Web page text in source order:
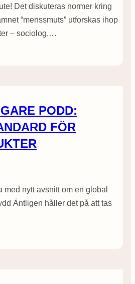
Det diskuteras normer kring
“menssmuts” utforskas ihop
– sociolog,…
PODD:
FÖR
med nytt avsnitt om en global
Äntligen håller det på att tas